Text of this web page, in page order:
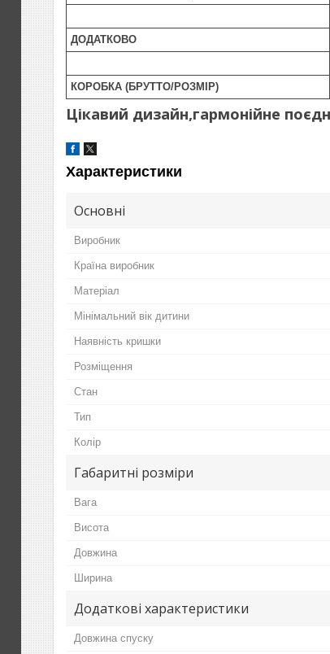
ДОДАТКОВО
КОРОБКА (БРУТТО/РОЗМІР)
Цікавий дизайн,гармонійне
Характеристики
Основні
Виробник
Країна виробник
Матеріал
Мінімальний вік дитини
Наявність кришки
Розміщення
Стан
Тип
Колір
Габаритні розміри
Вага
Висота
Довжина
Ширина
Додаткові характеристики
Довжина спуску